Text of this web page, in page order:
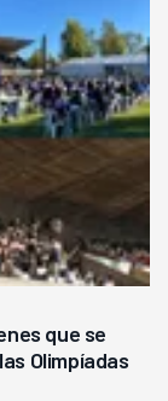
que se
Olimpíadas